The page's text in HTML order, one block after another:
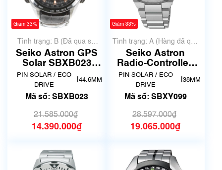
Giảm 33%
Tình trạng: B (Đã qua sử
dụng, hàng đẹp, có chút
xước dăm)
Seiko Astron GPS
Solar SBXB023
(8X82-0AB0)
PIN SOLAR / ECO
DRIVE
44.6MM
Mã số: SBXB023
21.585.000₫
14.390.000₫
Giảm 33%
Tình trạng: A (Hàng đã qua
sử dụng nhưng rất đẹp,
không có xước)
Seiko Astron
Radio-Controlled
Solar Titanium
SBXY099
PIN SOLAR / ECO
DRIVE
38MM
Mã số: SBXY099
28.597.000₫
19.065.000₫